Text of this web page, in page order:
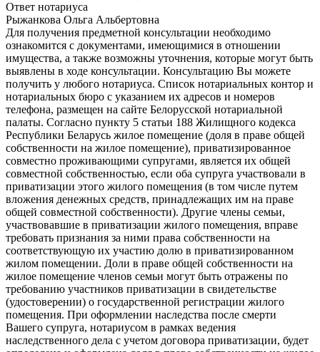
Ответ нотариуса
Рыжанкова Ольга Альбертовна
Для получения предметной консультации необходимо
ознакомится с документами, имеющимися в отношении
имущества, а также возможны уточнения, которые могут быть
выявлены в ходе консультации. Консультацию Вы можете
получить у любого нотариуса. Список нотариальных контор и
нотариальных бюро с указанием их адресов и номеров
телефона, размещен на сайте Белорусской нотариальной
палаты. Согласно пункту 5 статьи 188 Жилищного кодекса
Республики Беларусь жилое помещение (доля в праве общей
собственности на жилое помещение), приватизированное
совместно проживающими супругами, является их общей
совместной собственностью, если оба супруга участвовали в
приватизации этого жилого помещения (в том числе путем
вложения денежных средств, принадлежащих им на праве
общей совместной собственности). Другие члены семьи,
участвовавшие в приватизации жилого помещения, вправе
требовать признания за ними права собственности на
соответствующую их участию долю в приватизированном
жилом помещении. Доли в праве общей собственности на
жилое помещение членов семьи могут быть отражены по
требованию участников приватизации в свидетельстве
(удостоверении) о государственной регистрации жилого
помещения. При оформлении наследства после смерти
Вашего супруга, нотариусом в рамках ведения
наследственного дела с учетом договора приватизации, будет